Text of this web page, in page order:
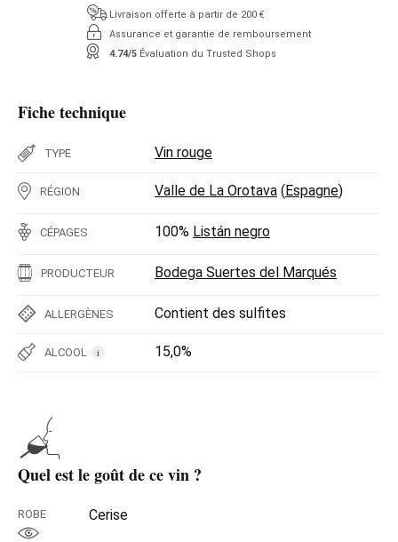
Livraison offerte à partir de 200 €
Assurance et garantie de remboursement
4.74/5 Évaluation du Trusted Shops
Fiche technique
TYPE Vin rouge
RÉGION Valle de La Orotava (Espagne)
CÉPAGES 100% Listán negro
PRODUCTEUR Bodega Suertes del Marqués
ALLERGÈNES Contient des sulfites
ALCOOL i 15,0%
Quel est le goût de ce vin ?
ROBE Cerise